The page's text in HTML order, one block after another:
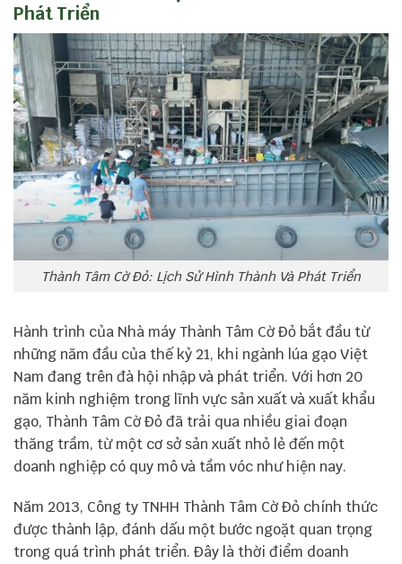
Phát Triển
Thành Tâm Cờ Đỏ: Lịch Sử Hình Thành Và Phát Triển
Hành trình của Nhà máy Thành Tâm Cờ Đỏ bắt đầu từ
những năm đầu của thế kỷ 21, khi ngành lúa gạo Việt
Nam đang trên đà hội nhập và phát triển. Với hơn 20
năm kinh nghiệm trong lĩnh vực sản xuất và xuất khẩu
gạo, Thành Tâm Cờ Đỏ đã trải qua nhiều giai đoạn
thăng trầm, từ một cơ sở sản xuất nhỏ lẻ đến một
doanh nghiệp có quy mô và tầm vóc như hiện nay.
Năm 2013, Công ty TNHH Thành Tâm Cờ Đỏ chính thức
được thành lập, đánh dấu một bước ngoặt quan trọng
trong quá trình phát triển. Đây là thời điểm doanh